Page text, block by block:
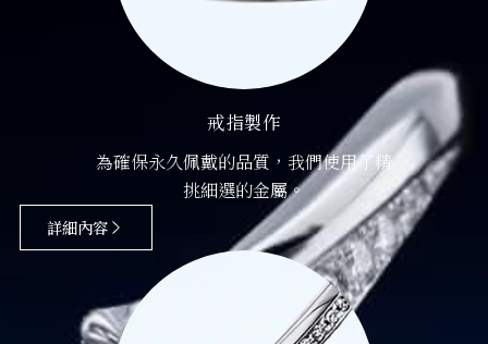
戒指製作
為確保永久佩戴的品質，我們使用了精
挑細選的金屬。
詳細內容